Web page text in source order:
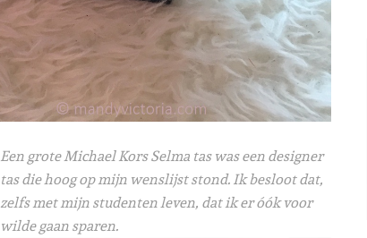
Een grote Michael Kors Selma tas was een designer
tas die hoog op mijn wenslijst stond. Ik besloot dat,
zelfs met mijn studenten leven, dat ik er óók voor
wilde gaan sparen.